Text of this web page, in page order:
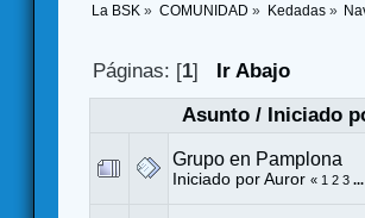
La BSK » COMUNIDAD » Kedadas»
Páginas: [1]
Ir Abajo
Asunto/ Iniciado
Grupo en Pamplona
Iniciado por Auror « 1 2 3 ...